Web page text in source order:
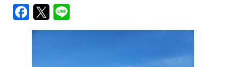
F
a
T
w n